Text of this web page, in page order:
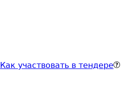
Как участвовать в тендере